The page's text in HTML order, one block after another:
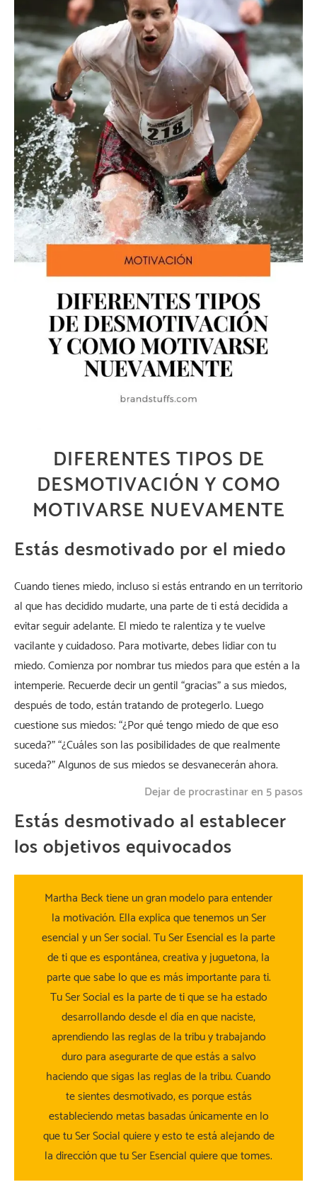
DIFERENTES TIPOS DE
DESMOTIVACIÓN Y COMO
MOTIVARSE NUEVAMENTE
Estás desmotivado por el miedo
Cuando tienes miedo, incluso si estás entrando en un territorio
al que has decidido mudarte, una parte de ti está decidida a
evitar seguir adelante. El miedo te ralentiza y te vuelve
vacilante y cuidadoso. Para motivarte, debes lidiar con tu
miedo. Comienza por nombrar tus miedos para que estén a la
intemperie. Recuerde decir un gentil “gracias” a sus miedos;
después de todo, están tratando de protegerlo. Luego
cuestione sus miedos: “¿Por qué tengo miedo de que eso
suceda?” “¿Cuáles son las posibilidades de que realmente
suceda?” Algunos de sus miedos se desvanecerán ahora.
Dejar de procrastinar en 5 pasos
Estás desmotivado al establecer
los objetivos equivocados
Martha Beck tiene un gran modelo para entender
la motivación. Ella explica que tenemos un Ser
esencial y un Ser social. Tu Ser Esencial es la parte
de ti que es espontánea, creativa y juguetona, la
parte que sabe lo que es más importante para ti.
Tu Ser Social es la parte de ti que se ha estado
desarrollando desde el día en que naciste,
aprendiendo las reglas de la tribu y trabajando
duro para asegurarte de que estás a salvo
haciendo que sigas las reglas de la tribu. Cuando
te sientes desmotivado, es porque estás
estableciendo metas basadas únicamente en lo
que tu Ser Social quiere y esto te está alejando de
la dirección que tu Ser Esencial quiere que tomes.